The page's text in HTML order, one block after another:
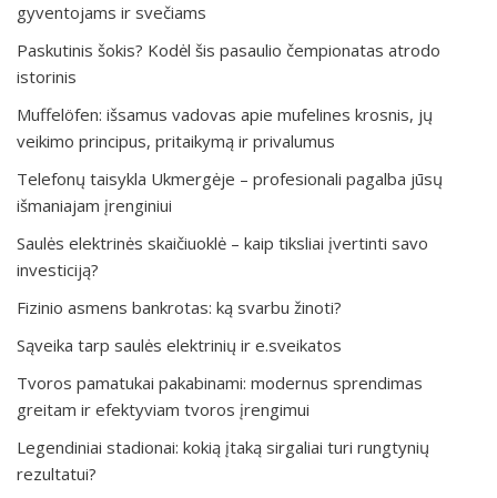
gyventojams ir svečiams
Paskutinis šokis? Kodėl šis pasaulio čempionatas atrodo
istorinis
Muffelöfen: išsamus vadovas apie mufelines krosnis, jų
veikimo principus, pritaikymą ir privalumus
Telefonų taisykla Ukmergėje – profesionali pagalba jūsų
išmaniajam įrenginiui
Saulės elektrinės skaičiuoklė – kaip tiksliai įvertinti savo
investiciją?
Fizinio asmens bankrotas: ką svarbu žinoti?
Sąveika tarp saulės elektrinių ir e.sveikatos
Tvoros pamatukai pakabinami: modernus sprendimas
greitam ir efektyviam tvoros įrengimui
Legendiniai stadionai: kokią įtaką sirgaliai turi rungtynių
rezultatui?